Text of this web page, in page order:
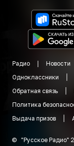
Радио Новости
Одноклассники
Обратная связь
Политика
Выдача призов
© "Русское Радио"